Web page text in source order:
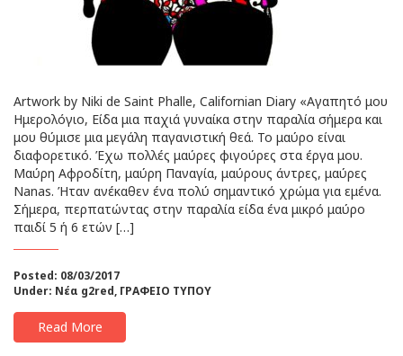
Artwork by Niki de Saint Phalle, Californian Diary «Αγαπητό μου
Ημερολόγιο, Είδα μια παχιά γυναίκα στην παραλία σήμερα και
μου θύμισε μια μεγάλη παγανιστική θεά. Το μαύρο είναι
διαφορετικό. Έχω πολλές μαύρες φιγούρες στα έργα μου.
Μαύρη Αφροδίτη, μαύρη Παναγία, μαύρους άντρες, μαύρες
Nanas. Ήταν ανέκαθεν ένα πολύ σημαντικό χρώμα για εμένα.
Σήμερα, περπατώντας στην παραλία είδα ένα μικρό μαύρο
παιδί 5 ή 6 ετών […]
Posted: 08/03/2017
Under: Νέα g2red, ΓΡΑΦΕΙΟ ΤΥΠΟΥ
Read More